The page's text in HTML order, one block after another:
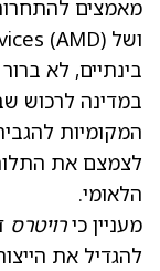
ושל Advanced Micro Devices (AMD)
בינתיים, לא
המקומיות
לצמצם את
הלאומי.
מעניין כירויטרס